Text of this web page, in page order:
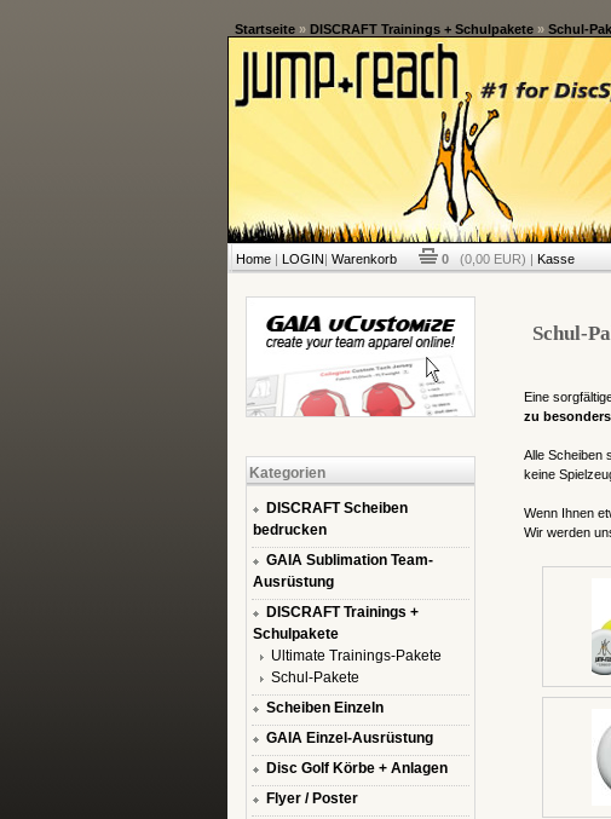
Startseite» DISCRAFT Trainings + Schulpakete» Schul-
Home| LOGIN| Warenkorb 0 (0,00 EUR) | Kasse
Kategorien
DISCRAFT Scheiben
bedrucken
GAIA Sublimation Team-
Ausrüstung
DISCRAFT Trainings +
Schulpakete
Ultimate Trainings-Pakete
Schul-Pakete
Scheiben Einzeln
GAIA Einzel-Ausrüstung
Disc Golf Körbe + Anlagen
Flyer / Poster
Schul-
Eine
zu
Alle Scheiben
keine
Wenn Ihnen
Wir werden